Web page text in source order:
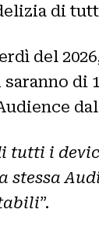
di
del
di
tutti i
stessa
”.